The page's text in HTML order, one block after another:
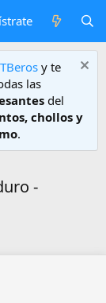
y te
las
del
chollos y
.
-